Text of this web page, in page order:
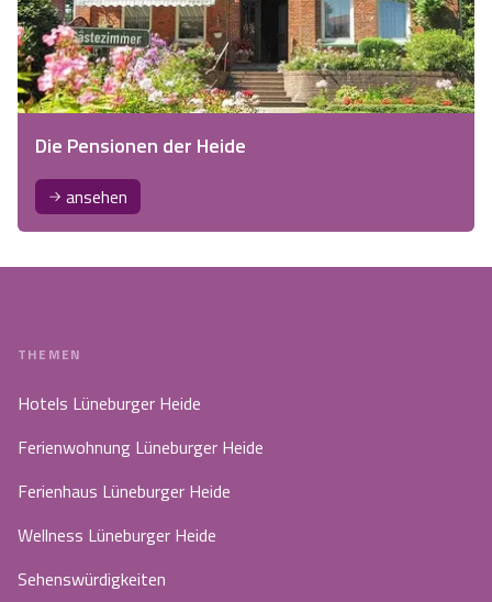
Die Pensionen der Heide
ansehen
THEMEN
Hotels Lüneburger Heide
Ferienwohnung Lüneburger Heide
Ferienhaus Lüneburger Heide
Wellness Lüneburger Heide
Sehenswürdigkeiten